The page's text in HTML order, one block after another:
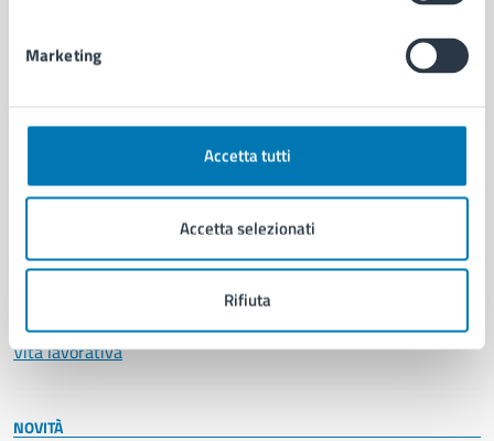
Marketing
Accetta tutti
Accetta selezionati
Rifiuta
CATEGORIE DI SERVIZIO
Documenti e certificati
Educazione e formazione
Imprese e commercio
Salute, benessere e assistenza
Servizi Cimiteriali
Vita lavorativa
NOVITÀ